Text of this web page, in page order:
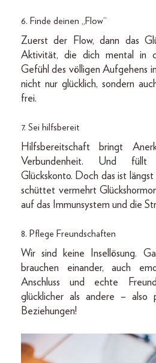
6. Finde deinen „Flow“
Zuerst der Flow, dann das
Aktivität, die dich mental in
Gefühl des völligen Auf­gehens
nicht nur glücklich, sondern
frei.
7. Sei hilfsbereit
Hilfsbereitschaft bringt
Verbundenheit. Und füllt
Glückskonto. Doch das ist
schüttet vermehrt
auf das Immunsystem und die
8. Pflege Freundschaften
Wir sind keine Insellösung.
brauchen einander, auch
Anschluss und echte
glücklicher als andere – also
Beziehungen!